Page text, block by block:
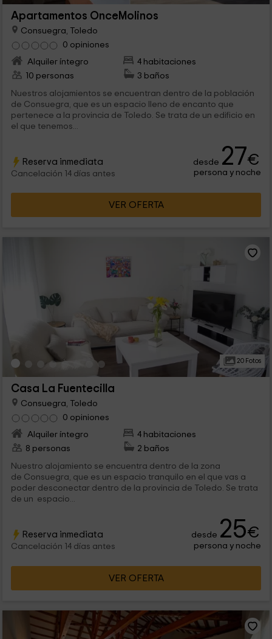
Apartamentos OnceMolinos
Consuegra, Toledo
0 opiniones
Alquiler íntegro
4 habitaciones
10 personas
3 baños
Nuestros alojamientos se encuentran dentro de la población
de Consuegra, que es un espacio lleno de encanto que
pertenece a la provincia de Toledo. Se trata de un edificio en
el que tenemos...
Reserva inmediata
Cancelación 14 días antes
desde 27€
persona y noche
VER OFERTA
20 Fotos
Casa La Fuentecilla
Consuegra, Toledo
0 opiniones
Alquiler íntegro
4 habitaciones
8 personas
2 baños
Nuestro alojamiento se encuentra dentro de la zona
de Consuegra, que es un espacio tranquilo en el que vas a
poder desconectar dentro de la provincia de Toledo. Se trata
de un espacio...
Reserva inmediata
Cancelación 14 días antes
desde 25€
persona y noche
VER OFERTA